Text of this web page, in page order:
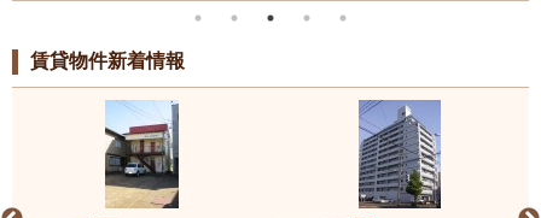
賃貸物件新着情報